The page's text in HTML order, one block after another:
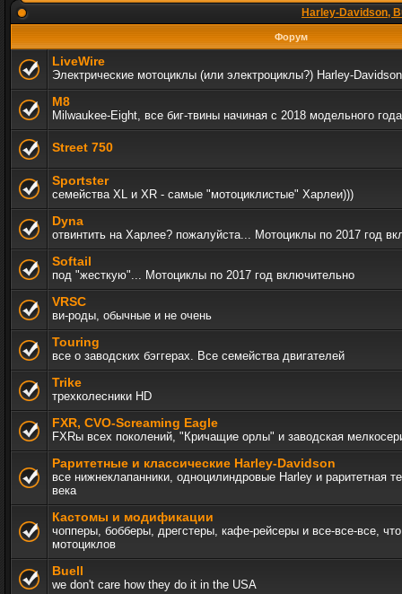
Harley-Davidson,
Форум
LiveWire
Электрические мотоциклы (или электроциклы?) Harley-Davidson
M8
Milwaukee-Eight, все биг-твины начиная с 2018 модельного
Street 750
Sportster
семейства XL и XR - самые "мотоциклистые" Харлеи)))
Dyna
отвинтить на Харлее? пожалуйста... Мотоциклы по 2017 год
Softail
под "жесткую"... Мотоциклы по 2017 год включительно
VRSC
ви-роды, обычные и не очень
Touring
все о заводских бэггерах. Все семейства двигателей
Trike
трехколесники HD
FXR, СVO-Screaming Eagle
FXRы всех поколений, "Кричащие орлы" и заводская
Раритетные и классические Harley-Davidson
все нижнеклапанники, одноцилиндровые Harley и раритетная
века
Кастомы и модификации
чопперы, бобберы, дрегстеры, кафе-рейсеры и все-все-все,
мотоциклов
Buell
we don't care how they do it in the USA